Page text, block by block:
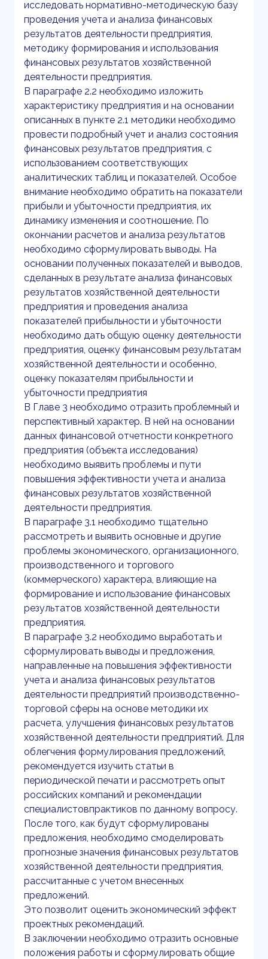
исследовать нормативно-методическую базу
проведения учета и анализа финансовых
результатов деятельности предприятия,
методику формирования и использования
финансовых результатов хозяйственной
деятельности предприятия.
В параграфе 2.2 необходимо изложить
характеристику предприятия и на основании
описанных в пункте 2.1 методики необходимо
провести подробный учет и анализ состояния
финансовых результатов предприятия, с
использованием соответствующих
аналитических таблиц и показателей. Особое
внимание необходимо обратить на показатели
прибыли и убыточности предприятия, их
динамику изменения и соотношение. По
окончании расчетов и анализа результатов
необходимо сформулировать выводы. На
основании полученных показателей и выводов,
сделанных в результате анализа финансовых
результатов хозяйственной деятельности
предприятия и проведения анализа
показателей прибыльности и убыточности
необходимо дать общую оценку деятельности
предприятия, оценку финансовым результатам
хозяйственной деятельности и особенно,
оценку показателям прибыльности и
убыточности предприятия
В Главе 3 необходимо отразить проблемный и
перспективный характер. В ней на основании
данных финансовой отчетности конкретного
предприятия (объекта исследования)
необходимо выявить проблемы и пути
повышения эффективности учета и анализа
финансовых результатов хозяйственной
деятельности предприятия.
В параграфе 3.1 необходимо тщательно
рассмотреть и выявить основные и другие
проблемы экономического, организационного,
производственного и торгового
(коммерческого) характера, влияющие на
формирование и использование финансовых
результатов хозяйственной деятельности
предприятия.
В параграфе 3.2 необходимо выработать и
сформулировать выводы и предложения,
направленные на повышения эффективности
учета и анализа финансовых результатов
деятельности предприятий производственно-
торговой сферы на основе методики их
расчета, улучшения финансовых результатов
хозяйственной деятельности предприятий. Для
облегчения формулирования предложений,
рекомендуется изучить статьи в
периодической печати и рассмотреть опыт
российских компаний и рекомендации
специалистовпрактиков по данному вопросу.
После того, как будут сформулированы
предложения, необходимо смоделировать
прогнозные значения финансовых результатов
хозяйственной деятельности предприятия,
рассчитанные с учетом внесенных
предложений.
Это позволит оценить экономический эффект
проектных рекомендаций.
В заключении необходимо отразить основные
положения работы и сформулировать общие